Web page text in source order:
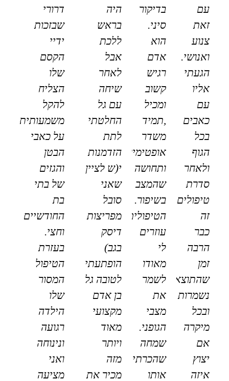
עם
זאת
צנוע
ואנושי.
הגעתי
אליו
עם
כאבים
בכל
הגוף
ולאחר
סדרת
טיפולים
זה
כבר
הרבה
זמן
שהתוצאות
נשמרות
ובכל
מיקרה
אם
יצוץ
איזה
בדיקור
סיני.
הוא
אדם
רגיש
קשוב
ומכיל
,תמיד
משדר
אופטימיות
ותחושה
שהמצב
בשיפור.
הטיפולים
עוזרים
לי
מאודו
לשמר
את
מצבי
הגופני.
שמחה
שהכרתי
אותו
היה
בראש
ללכת
אבל
לאחר
שיחה
עם גל
החלטתי
לתת
הזדמנות
י(ש לציין
שאני
סובל
מפריצות
דיסק
בגב)
הופתעתי
לטובה גל
בן אדם
מקצועי
מאוד
ויותר
מזה
מכיר את
דרורי
שבזכות
ידיי
הקסם
שלו
הצליח
להקל
משמעותית
על כאבי
הבטן
והגזים
של בתי
בת
החודשיים
וחצי.
בעזרת
הטיפול
המסור
שלו
הילדה
רגועה
ונינוחה
ואני
מציעה